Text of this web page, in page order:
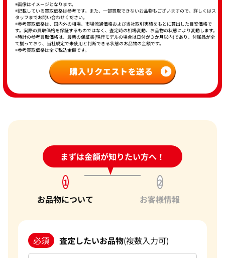
※画像はイメージとなります。
※記載している買取価格は参考です。また、一部買取できないお品物もございますので、詳しくはス
タッフまでお問い合わせください。
※参考買取価格は、国内外の相場、市場流通価格および当社取引実績をもとに算出した目安価格で
す。実際の買取価格を保証するものではなく、査定時の相場変動、お品物の状態により変動します。
※時計の参考買取価格は、最新の保証書(現行モデルの場合は日付が３か月以内)であり、付属品が全
て揃っており、当社規定で未使用と判断できる状態のお品物の金額です。
※参考買取価格は全て税込金額です。
まずは金額が知りたい方へ！
24時間受付中!問い合わせフォーム
1
お品物について
2
お客様情報
必須 査定したいお品物(複数入力可)